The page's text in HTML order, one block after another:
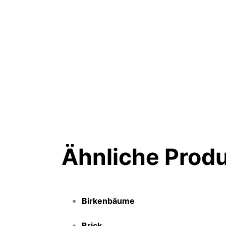
Ähnliche
Birkenbäume